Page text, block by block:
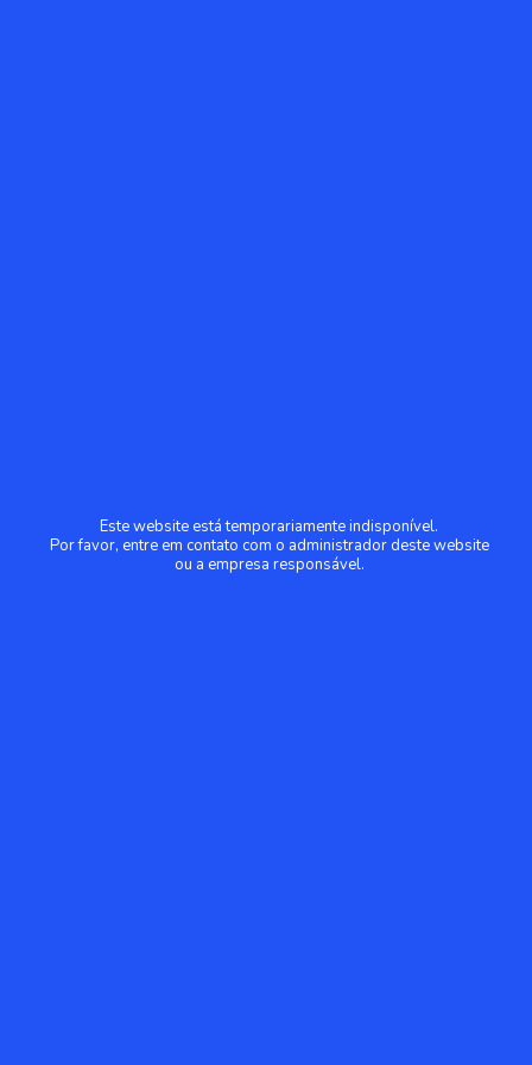
Este website está temporariamente indisponível.
Por favor, entre em contato com o administrador deste website
ou a empresa responsável.